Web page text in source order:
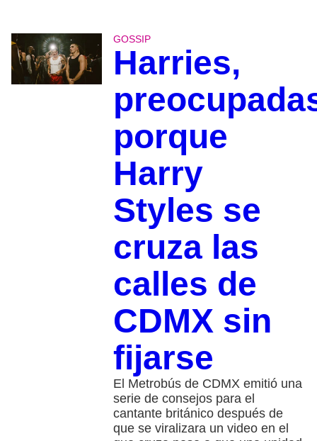
GOSSIP
Harries,
porque
Harry
Styles se
cruza las
calles de
CDMX sin
fijarse
El Metrobús de CDMX emitió una
serie de consejos para el
cantante británico después de
que se viralizara un video en el